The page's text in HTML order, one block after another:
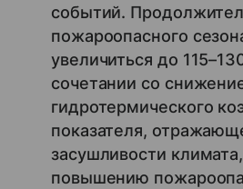
событий.
пожароопасного
увеличиться до
сочетании со
гидротермического
показателя,
засушливости
повышению